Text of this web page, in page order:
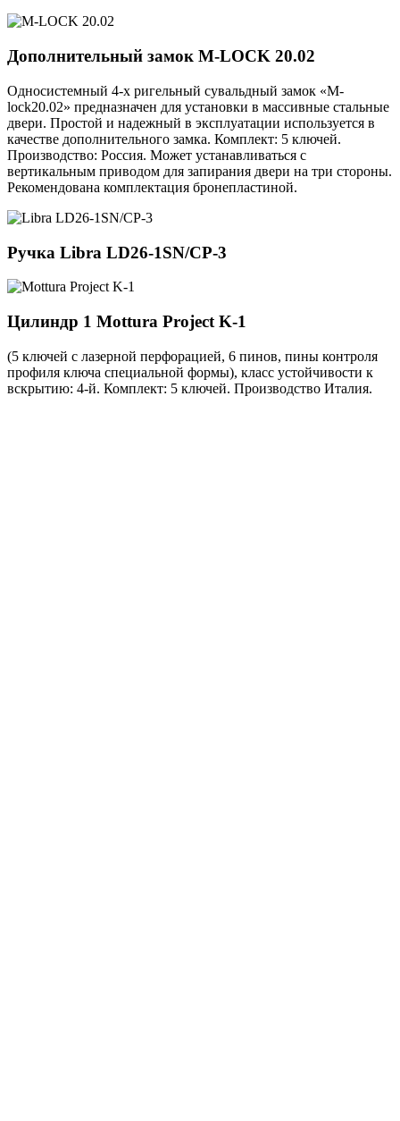
Дополнительный замок M-LOCK 20.02
Односистемный 4-х ригельный сувальдный замок «M-
lock20.02» предназначен для установки в массивные стальные
двери. Простой и надежный в эксплуатации используется в
качестве дополнительного замка. Комплект: 5 ключей.
Производство: Россия. Может устанавливаться с
вертикальным приводом для запирания двери на три стороны.
Рекомендована комплектация бронепластиной.
Ручка Libra LD26-1SN/CP-3
Цилиндр 1 Mottura Project K-1
(5 ключей с лазерной перфорацией, 6 пинов, пины контроля
профиля ключа специальной формы), класс устойчивости к
вскрытию: 4-й. Комплект: 5 ключей. Производство Италия.